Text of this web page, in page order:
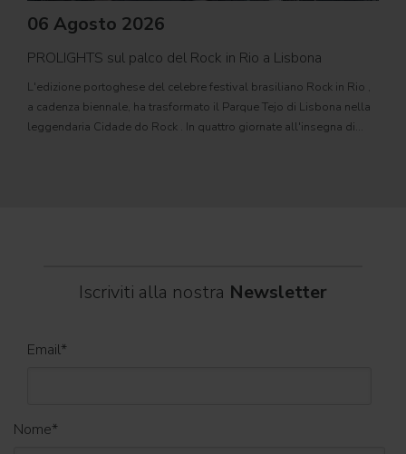
06 Agosto 2026
PROLIGHTS sul palco del Rock in Rio a Lisbona
L'edizione portoghese del celebre festival brasiliano Rock in Rio ,
a cadenza biennale, ha trasformato il Parque Tejo di Lisbona nella
leggendaria Cidade do Rock . In quattro giornate all'insegna di
Iscriviti alla nostra Newsletter
Email*
Nome*